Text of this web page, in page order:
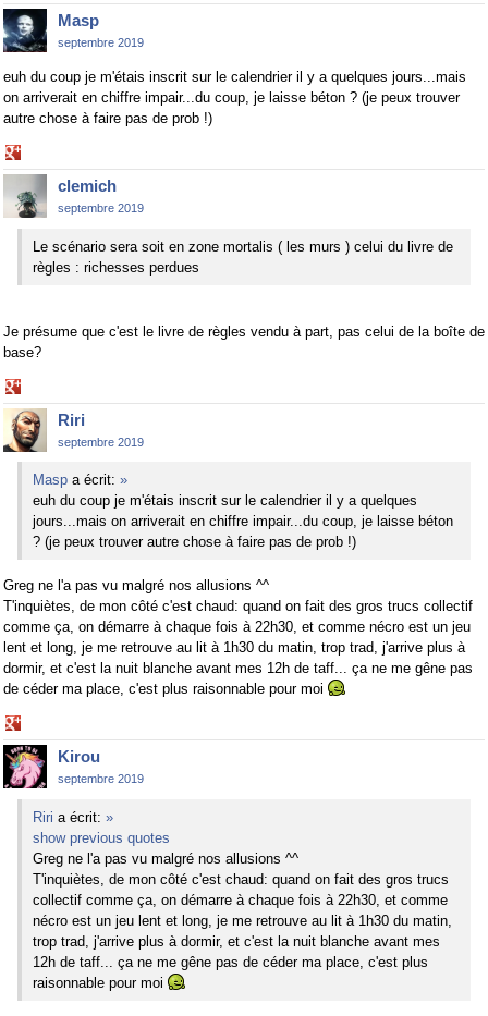
on
Google+Masp
septembre 2019
euh du coup je m'étais inscrit sur le calendrier il y a quelques jours...mais
on arriverait en chiffre impair...du coup, je laisse béton ? (je peux trouver
autre chose à faire pas de prob !)
on
Google+clemich
septembre 2019
Le scénario sera soit en zone mortalis ( les murs ) celui du livre de
règles : richesses perdues
Je présume que c'est le livre de règles vendu à part, pas celui de la boîte de
base?
on
Google+Riri
septembre 2019
Masp a écrit: »
euh du coup je m'étais inscrit sur le calendrier il y a quelques
jours...mais on arriverait en chiffre impair...du coup, je laisse béton
? (je peux trouver autre chose à faire pas de prob !)
Greg ne l'a pas vu malgré nos allusions ^^
T'inquiètes, de mon côté c'est chaud: quand on fait des gros trucs collectif
comme ça, on démarre à chaque fois à 22h30, et comme nécro est un jeu
lent et long, je me retrouve au lit à 1h30 du matin, trop trad, j'arrive plus à
dormir, et c'est la nuit blanche avant mes 12h de taff... ça ne me gêne pas
de céder ma place, c'est plus raisonnable pour moi
on
Google+Kirou
septembre 2019
Riri a écrit: »
show previous quotes
Greg ne l'a pas vu malgré nos allusions ^^
T'inquiètes, de mon côté c'est chaud: quand on fait des gros trucs
collectif comme ça, on démarre à chaque fois à 22h30, et comme
nécro est un jeu lent et long, je me retrouve au lit à 1h30 du matin,
trop trad, j'arrive plus à dormir, et c'est la nuit blanche avant mes
12h de taff... ça ne me gêne pas de céder ma place, c'est plus
raisonnable pour moi